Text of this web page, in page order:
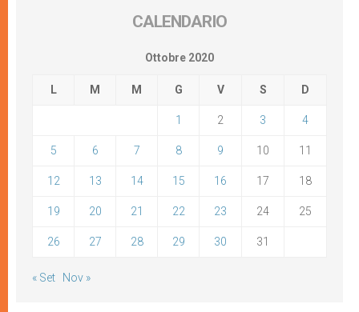
CALENDARIO
Ottobre 2020
L M M G V S D
1 2 3 4
5 6 7 8 9 10 11
12 13 14 15 16 17 18
19 20 21 22 23 24 25
26 27 28 29 30 31
« Set Nov »